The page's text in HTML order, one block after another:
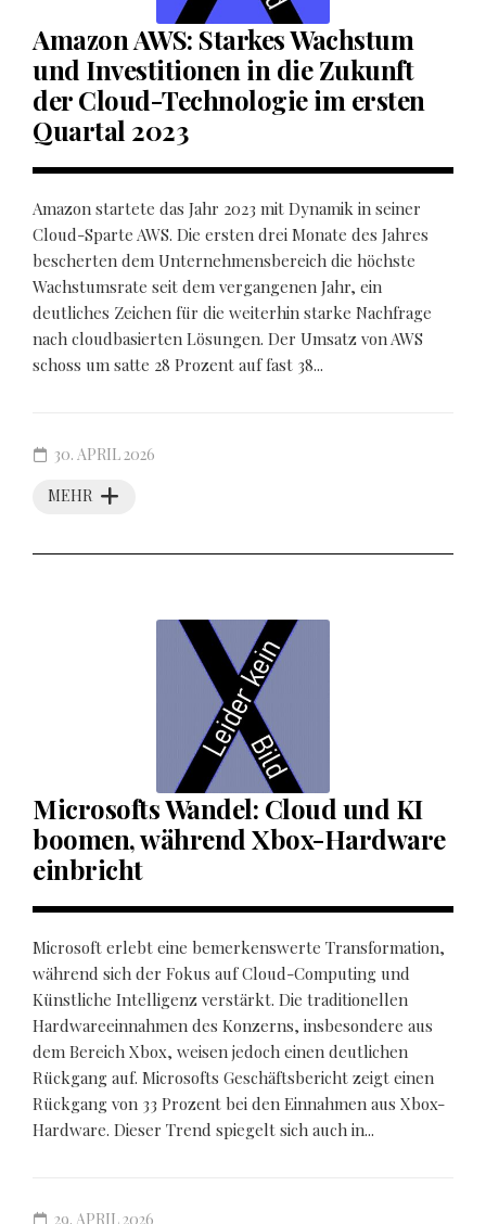
Amazon AWS: Starkes Wachstum
und Investitionen in die Zukunft
der Cloud-Technologie im ersten
Quartal 2023
Amazon startete das Jahr 2023 mit Dynamik in seiner
Cloud-Sparte AWS. Die ersten drei Monate des Jahres
bescherten dem Unternehmensbereich die höchste
Wachstumsrate seit dem vergangenen Jahr, ein
deutliches Zeichen für die weiterhin starke Nachfrage
nach cloudbasierten Lösungen. Der Umsatz von AWS
schoss um satte 28 Prozent auf fast 38...
MEHR
30. APRIL 2026
Microsofts Wandel: Cloud und KI
boomen, während Xbox-Hardware
einbricht
Microsoft erlebt eine bemerkenswerte Transformation,
während sich der Fokus auf Cloud-Computing und
Künstliche Intelligenz verstärkt. Die traditionellen
Hardwareeinnahmen des Konzerns, insbesondere aus
dem Bereich Xbox, weisen jedoch einen deutlichen
Rückgang auf. Microsofts Geschäftsbericht zeigt einen
Rückgang von 33 Prozent bei den Einnahmen aus Xbox-
Hardware. Dieser Trend spiegelt sich auch in...
29. APRIL 2026